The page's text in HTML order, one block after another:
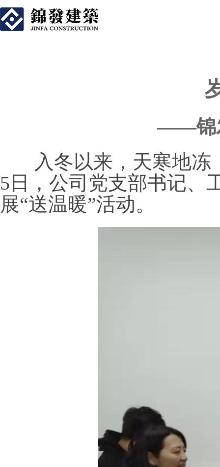
——锦
入冬以来，天寒地冻
5日，公司党支部书记、
展“送温暖”活动。